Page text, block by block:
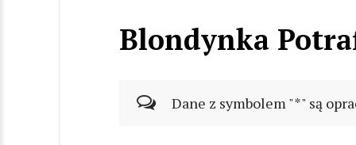
Blondynka
Dane z symbolem "*" są